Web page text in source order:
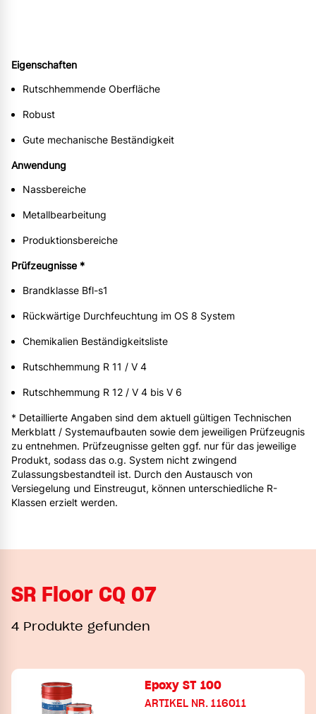
Eigenschaften
Rutschhemmende Oberfläche
Robust
Gute mechanische Beständigkeit
Anwendung
Nassbereiche
Metallbearbeitung
Produktionsbereiche
Prüfzeugnisse *
Brandklasse Bfl-s1
Rückwärtige Durchfeuchtung im OS 8 System
Chemikalien Beständigkeitsliste
Rutschhemmung R 11 / V 4
Rutschhemmung R 12 / V 4 bis V 6
* Detaillierte Angaben sind dem aktuell gültigen Technischen
Merkblatt / Systemaufbauten sowie dem jeweiligen Prüfzeugnis
zu entnehmen. Prüfzeugnisse gelten ggf. nur für das jeweilige
Produkt, sodass das o.g. System nicht zwingend
Zulassungsbestandteil ist. Durch den Austausch von
Versiegelung und Einstreugut, können unterschiedliche R-
Klassen erzielt werden.
SR Floor CQ 07
4 Produkte gefunden
Epoxy ST 100
ARTIKEL NR. 116011